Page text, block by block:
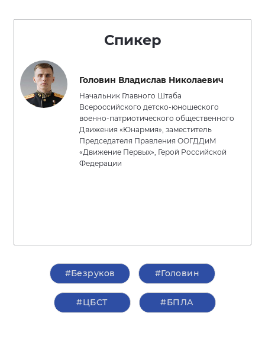
Спикер
Головин Владислав Николаевич
Начальник Главного Штаба
Всероссийского детско-юношеского
военно-патриотического общественного
Движения «Юнармия», заместитель
Председателя Правления ООГДДиМ
«Движение Первых», Герой Российской
Федерации
#Безруков #Головин
#ЦБСТ #БПЛА